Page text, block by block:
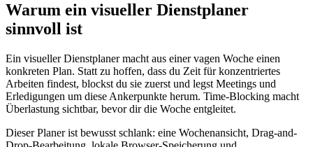
Warum ein visueller Dienstplaner
sinnvoll ist
Ein visueller Dienstplaner macht aus einer vagen Woche einen
konkreten Plan. Statt zu hoffen, dass du Zeit für konzentriertes
Arbeiten findest, blockst du sie zuerst und legst Meetings und
Erledigungen um diese Ankerpunkte herum. Time-Blocking macht
Überlastung sichtbar, bevor dir die Woche entgleitet.
Dieser Planer ist bewusst schlank: eine Wochenansicht, Drag-and-